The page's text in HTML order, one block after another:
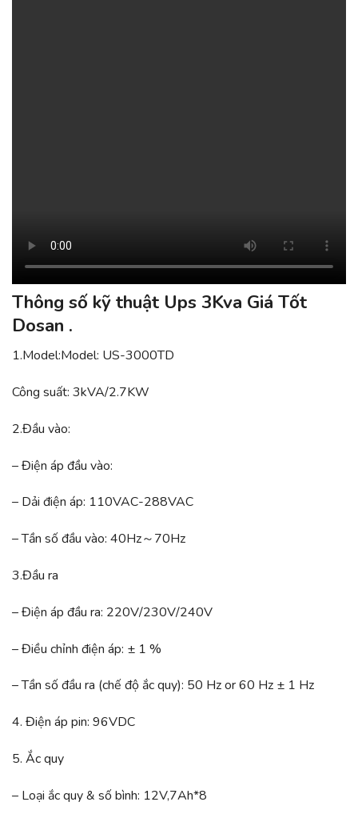
Thông số kỹ thuật Ups 3Kva Giá Tốt
Dosan .
1.Model:Model: US-3000TD
Công suất: 3kVA/2.7KW
2.Đầu vào:
– Điện áp đầu vào:
– Dải điện áp: 110VAC-288VAC
– Tần số đầu vào: 40Hz～70Hz
3.Đầu ra
– Điện áp đầu ra: 220V/230V/240V
– Điều chỉnh điện áp: ± 1 %
– Tần số đầu ra (chế độ ắc quy): 50 Hz or 60 Hz ± 1 Hz
4. Điện áp pin: 96VDC
5. Ắc quy
– Loại ắc quy & số bình: 12V,7Ah*8